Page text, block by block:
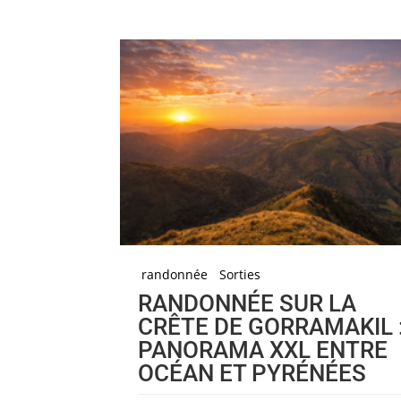
randonnée Sorties
RANDONNÉE SUR LA
CRÊTE DE GORRAMAKIL
PANORAMA XXL ENTRE
OCÉAN ET PYRÉNÉES